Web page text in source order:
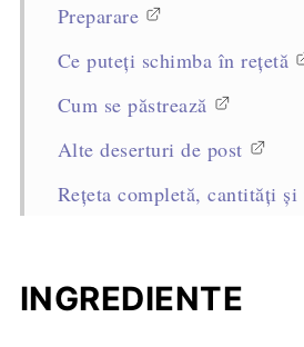
Preparare
Ce puteți schimba în rețetă
Cum se păstrează
Alte deserturi de post
Rețeta completă, cantități și
INGREDIENTE